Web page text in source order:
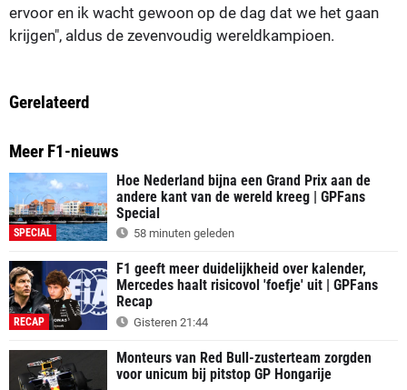
ervoor en ik wacht gewoon op de dag dat we het gaan
krijgen", aldus de zevenvoudig wereldkampioen.
Gerelateerd
Meer F1-nieuws
SPECIAL
Hoe Nederland bijna een Grand Prix aan de
andere kant van de wereld kreeg | GPFans
Special
58 minuten geleden
RECAP
F1 geeft meer duidelijkheid over kalender,
Mercedes haalt risicovol 'foefje' uit | GPFans
Recap
Gisteren 21:44
Monteurs van Red Bull-zusterteam zorgden
voor unicum bij pitstop GP Hongarije